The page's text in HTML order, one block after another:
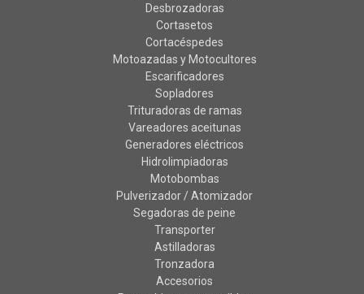
Desbrozadoras
Cortasetos
Cortacéspedes
Motoazadas y Motocultores
Escarificadores
Sopladores
Trituradoras de ramas
Vareadores aceitunas
Generadores eléctricos
Hidrolimpiadoras
Motobombas
Pulverizador / Atomizador
Segadoras de peine
Transporter
Astilladoras
Tronzadora
Accesorios